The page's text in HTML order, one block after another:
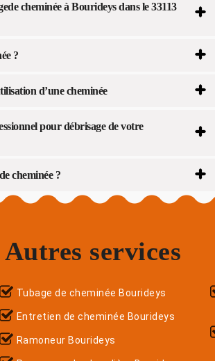
cheminée à Bourideys dans le 33113
?
d’une cheminée
pour débrisage de votre
cheminée ?
Autres services
Tubage de cheminée Bourideys
Entretien de cheminée Bourideys
Ramoneur Bourideys